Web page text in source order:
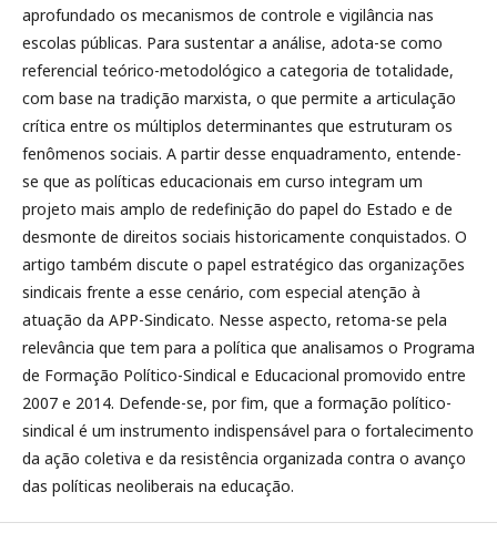
aprofundado os mecanismos de controle e vigilância nas
escolas públicas. Para sustentar a análise, adota-se como
referencial teórico-metodológico a categoria de totalidade,
com base na tradição marxista, o que permite a articulação
crítica entre os múltiplos determinantes que estruturam os
fenômenos sociais. A partir desse enquadramento, entende-
se que as políticas educacionais em curso integram um
projeto mais amplo de redefinição do papel do Estado e de
desmonte de direitos sociais historicamente conquistados. O
artigo também discute o papel estratégico das organizações
sindicais frente a esse cenário, com especial atenção à
atuação da APP-Sindicato. Nesse aspecto, retoma-se pela
relevância que tem para a política que analisamos o Programa
de Formação Político-Sindical e Educacional promovido entre
2007 e 2014. Defende-se, por fim, que a formação político-
sindical é um instrumento indispensável para o fortalecimento
da ação coletiva e da resistência organizada contra o avanço
das políticas neoliberais na educação.